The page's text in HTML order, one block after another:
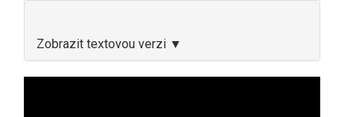
Zobrazit textovou verzi ▼